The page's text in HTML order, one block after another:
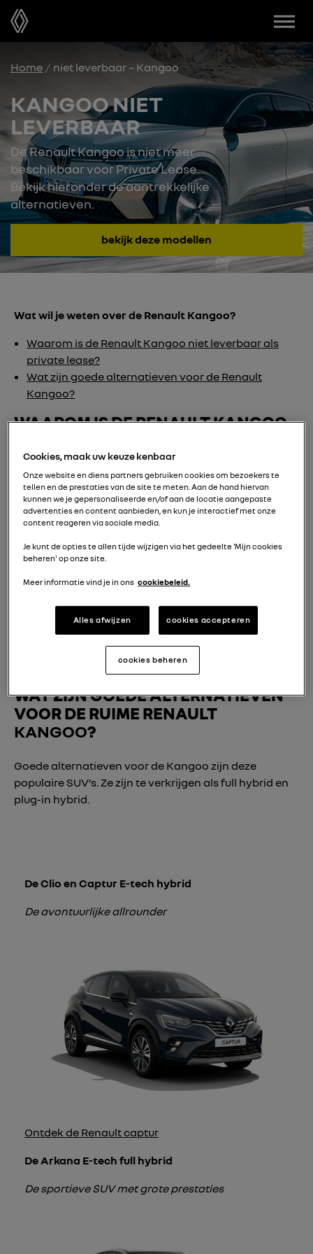
Home niet leverbaar – Kangoo
KANGOO NIET
LEVERBAAR
De Renault Kangoo is niet meer
beschikbaar voor Private Lease.
Bekijk hieronder de aantrekkelijke
alternatieven.
bekijk deze modellen
Wat wil je weten over de Renault Kangoo?
Waarom is de Renault Kangoo niet leverbaar als
private lease?
Wat zijn goede alternatieven voor de Renault
Kangoo?
WAAROM IS DE RENAULT KANGOO
LEASE?
De Renault Kangoo is niet leverbaar als private lease
in Nederland. Er is simpelweg te weinig animo in ons
land voor een Kangoo personenwagen. Om zakelijk te
rijden, is hij echter wél zeer populair. Ondernemers
rijden hem elektrisch, als diesel of met een
benzinemotor. Wil jij een mooi alternatief voor de
hieronder.
WAT ZIJN GOEDE ALTERNATIEVEN
VOOR DE RUIME RENAULT
KANGOO?
Goede alternatieven voor de Kangoo zijn deze
populaire SUV’s. Ze zijn te verkrijgen als full hybrid en
plug-in hybrid.
De Clio en Captur E-tech hybrid
De avontuurlijke allrounder
Ontdek de Renault captur
De Arkana E-tech full hybrid
De sportieve SUV met grote prestaties
Cookies, maak uw keuze kenbaar
Onze website en diens partners gebruiken cookies om bezoekers te
tellen en de prestaties van de site te meten. Aan de hand hiervan
kunnen we je gepersonaliseerde en/of aan de locatie aangepaste
advertenties en content aanbieden, en kun je interactief met onze
content reageren via sociale media.
Je kunt de opties te allen tijde wijzigen via het gedeelte 'Mijn cookies
beheren' op onze site.
Meer informatie vind je in ons cookiebeleid.
Alles afwijzen cookies accepteren
cookies beheren